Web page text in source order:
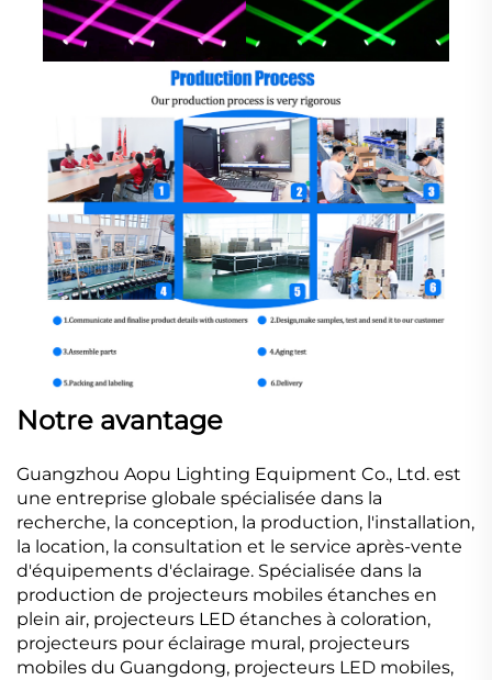
Notre avantage
Guangzhou Aopu Lighting Equipment Co., Ltd. est
une entreprise globale spécialisée dans la
recherche, la conception, la production, l'installation,
la location, la consultation et le service après-vente
d'équipements d'éclairage. Spécialisée dans la
production de projecteurs mobiles étanches en
plein air, projecteurs LED étanches à coloration,
projecteurs pour éclairage mural, projecteurs
mobiles du Guangdong, projecteurs LED mobiles,